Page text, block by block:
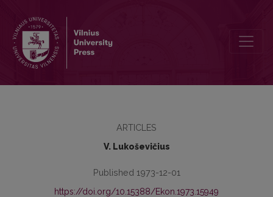
ARTICLES
V. Lukoševičius
Published 1973-12-01
https://doi.org/10.15388/Ekon.1973.15949